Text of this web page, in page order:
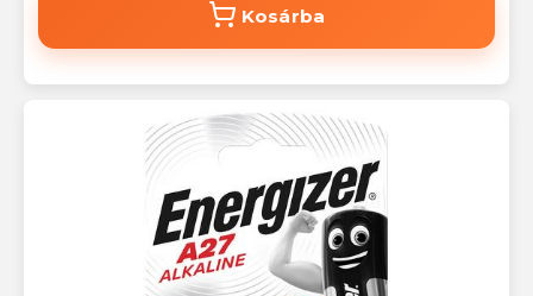
Kosárba